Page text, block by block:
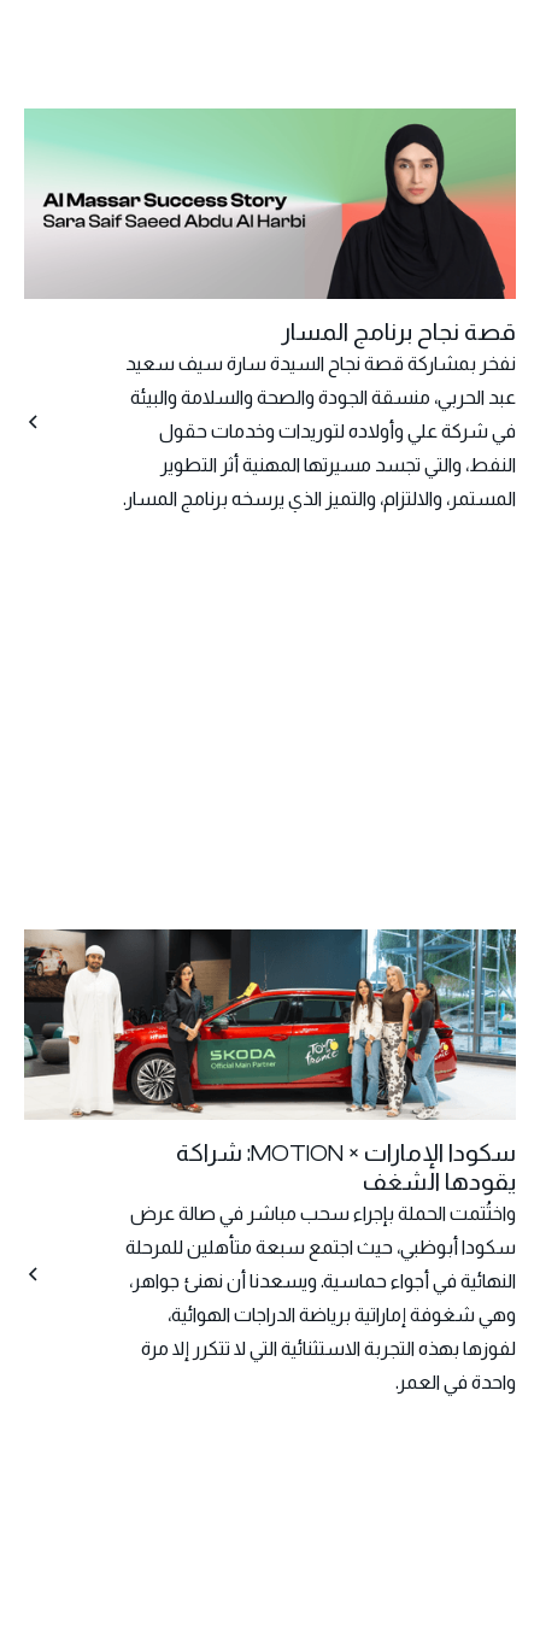
قصة نجاح برنامج المسار
نفخر بمشاركة قصة نجاح السيدة سارة سيف سعيد
عبد الحربي، منسقة الجودة والصحة والسلامة والبيئة
في شركة علي وأولاده لتوريدات وخدمات حقول
النفط، والتي تجسد مسيرتها المهنية أثر التطوير
المستمر، والالتزام، والتميز الذي يرسخه برنامج المسار.
سكودا الإمارات × MOTION: شراكة
يقودها الشغف
واختُتمت الحملة بإجراء سحب مباشر في صالة عرض
سكودا أبوظبي، حيث اجتمع سبعة متأهلين للمرحلة
النهائية في أجواء حماسية. ويسعدنا أن نهنئ جواهر،
وهي شغوفة إماراتية برياضة الدراجات الهوائية،
لفوزها بهذه التجربة الاستثنائية التي لا تتكرر إلا مرة
واحدة في العمر.